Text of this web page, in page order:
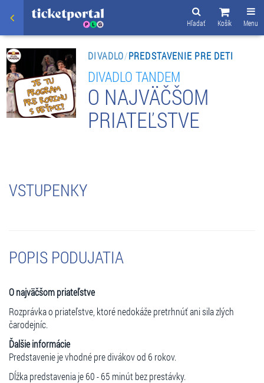
Menu
Košík
Hľadať
DIVADLO/PREDSTAVENIE PRE DETI
DIVADLO TANDEM
O NAJVÄČŠOM
PRIATEĽSTVE
VSTUPENKY
POPIS PODUJATIA
O najväčšom priateľstve
Rozprávka o priateľstve, ktoré nedokáže pretrhnúť ani sila zlých
čarodejníc.
Ďalšie informácie
Predstavenie je vhodné pre divákov od 6 rokov.
Dĺžka predstavenia je 60 - 65 minút bez prestávky.